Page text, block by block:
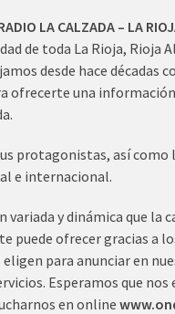
LA CALZADA – LA
de toda La Rioja, Rioja
desde hace décadas
ofrecerte una
protagonistas, así como
e internacional.
variada y dinámica que la
puede ofrecer gracias a
eligen para anunciar en
Esperamos que nos
en online